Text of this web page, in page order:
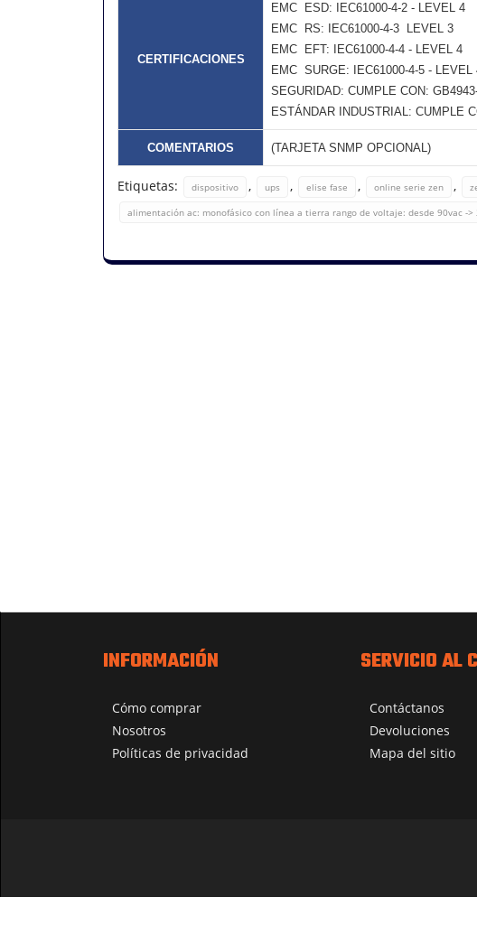
CERTIFICACIONES
EMC  ESD: IEC61000-4-2 - LEVEL 4
EMC  RS: IEC61000-4-3  LEVEL 3
EMC  EFT: IEC61000-4-4 - LEVEL 4
EMC  SURGE: IEC61000-4-5 - LEVEL
SEGURIDAD: CUMPLE CON:
ESTÁNDAR INDUSTRIAL: CUMPLE
COMENTARIOS (TARJETA SNMP OPCIONAL)
Etiquetas: dispositivo , ups , elise fase , online serie zen ,
alimentación ac: monofásico con línea a tierra rango de voltaje: desde 90vac -
INFORMACIÓN
Cómo comprar
Nosotros
Políticas de privacidad
SERVICIO AL
Contáctanos
Devoluciones
Mapa del sitio